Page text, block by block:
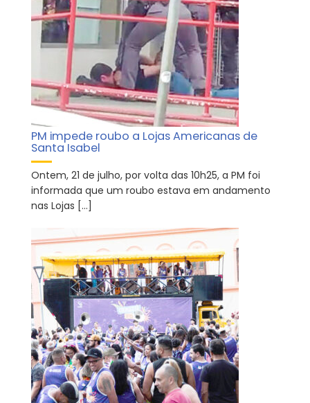
PM impede roubo a Lojas Americanas de
Santa Isabel
Ontem, 21 de julho, por volta das 10h25, a PM foi
informada que um roubo estava em andamento
nas Lojas […]